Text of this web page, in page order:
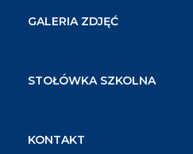
GALERIA ZDJĘĆ
STOŁÓWKA SZKOLNA
KONTAKT